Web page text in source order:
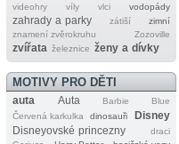
videohry
víly vlci vodopády
zahrady a parky zátiší
zimní
znamení zvěrokruhu
Zozoville
zvířata železnice ženy a dívky
MOTIVY PRO DĚTI
auta Auta Barbie
Blue
Červená karkulka
dinosauři
Disney
Disneyovské princezny
draci